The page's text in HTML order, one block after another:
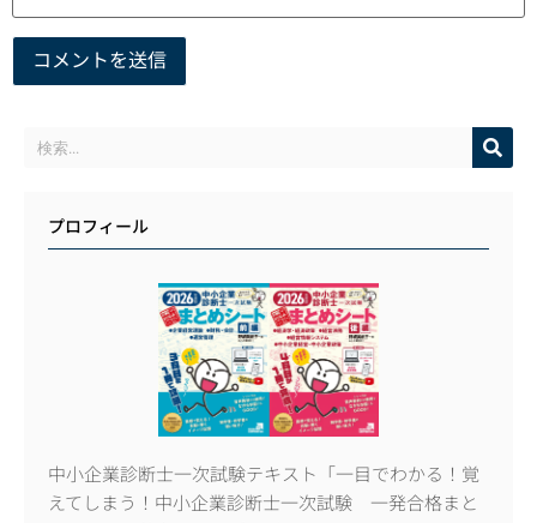
プロフィール
中小企業診断士一次試験テキスト「一目でわかる！覚
えてしまう！中小企業診断士一次試験 一発合格まと